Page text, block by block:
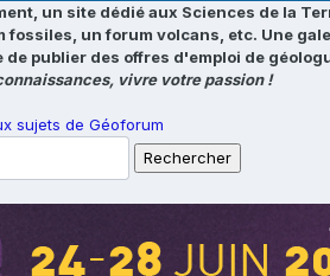
un site dédié aux Sciences de la
un forum volcans, etc. Une
publier des offres d'emploi de
vivre votre passion !
sujets de Géoforum